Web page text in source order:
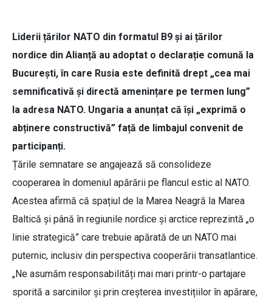
Liderii țărilor NATO din formatul B9 și ai țărilor
nordice din Alianță au adoptat o declarație comună la
București, în care Rusia este definită drept „cea mai
semnificativă și directă amenințare pe termen lung”
la adresa NATO. Ungaria a anunțat că își „exprimă o
abținere constructivă” față de limbajul convenit de
participanți.
Țările semnatare se angajează să consolideze
cooperarea în domeniul apărării pe flancul estic al NATO.
Acestea afirmă că spațiul de la Marea Neagră la Marea
Baltică și până în regiunile nordice și arctice reprezintă „o
linie strategică” care trebuie apărată de un NATO mai
puternic, inclusiv din perspectiva cooperării transatlantice.
„Ne asumăm responsabilități mai mari printr-o partajare
sporită a sarcinilor și prin creșterea investițiilor în apărare,